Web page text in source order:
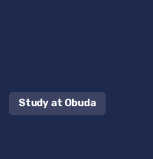
Study at Obuda